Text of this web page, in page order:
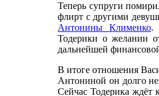
Теперь супруги
флирт с другими
Антонины Клименко.
Тодерики о желании
дальнейшей
В итоге отношения
Антониной он долго
Сейчас Тодерика ждёт